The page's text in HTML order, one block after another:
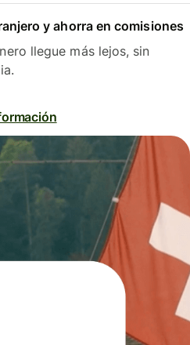
y ahorra en comisiones
llegue más lejos, sin